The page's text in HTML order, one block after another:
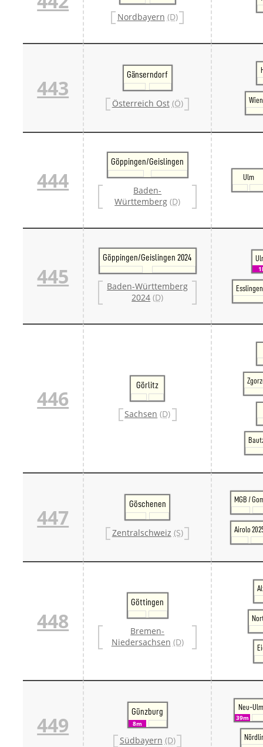
Nordbayern (D)
443
Gänserndorf
Österreich Ost (Ö)
444
Göppingen/Geislingen
Baden-
Württemberg (D)
Ulm
445
Göppingen/Geislingen 2024
Baden-Württemberg
2024 (D)
446
Görlitz
Sachsen (D)
447
Göschenen
Zentralschweiz (S)
MGB /
Airolo
448
Göttingen
Bremen-
Niedersachsen (D)
449
Günzburg
8m
Südbayern (D)
Neu-
39m